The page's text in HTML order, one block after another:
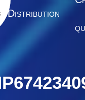
DISTRIBUTION